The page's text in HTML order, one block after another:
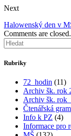
Next
Halowenský den v
Comments are closed.
Rubriky
72_hodin (11)
Archiv šk. rok
Archiv šk.
Čtenářská
Info k PZ (4)
Informace pro